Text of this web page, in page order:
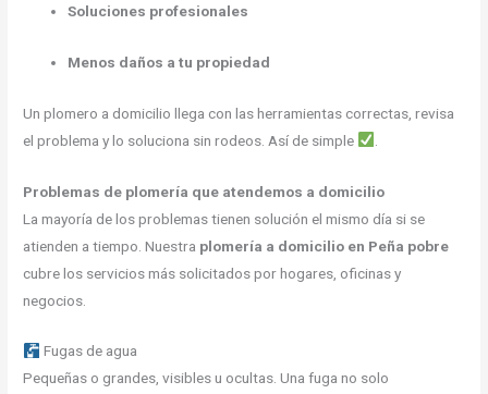
Soluciones profesionales
Menos daños a tu propiedad
Un plomero a domicilio llega con las herramientas correctas, revisa
el problema y lo soluciona sin rodeos. Así de simple
Problemas de plomería que atendemos a domicilio
La mayoría de los problemas tienen solución el mismo día si se
atienden a tiempo. Nuestra plomería a domicilio en Peña pobre
cubre los servicios más solicitados por hogares, oficinas y
negocios.
Fugas de agua
Pequeñas o grandes, visibles u ocultas. Una fuga no solo